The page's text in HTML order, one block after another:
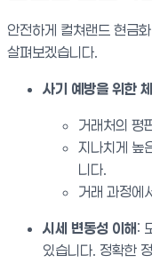
안전하게 컬쳐랜드 현금
살펴보겠습니다.
사기 예방을 위한
거래처의 평
지나치게 높
니다.
거래 과정에
시세 변동성 이해:
있습니다. 정확한